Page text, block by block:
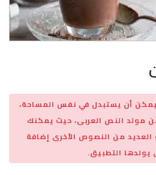
أن يستبدل في نفس المساحة،
مولد النص العربى، حيث يمكنك
من النصوص الأخرى إضافة
يولدها التطبيق.